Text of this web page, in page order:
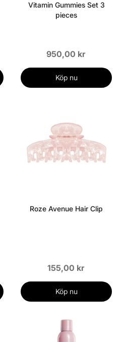
Vitamin Gummies Set 3
pieces
950,00 kr
Köp nu
Roze Avenue Hair Clip
155,00 kr
Köp nu